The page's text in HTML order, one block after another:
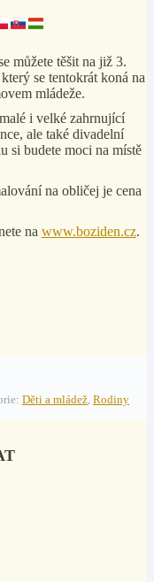
můžete těšit na již 3.
se tentokrát koná na
mládeže.
i velké zahrnující
ale také divadelní
si budete moci na místě
na obličej je cena
na www.boziden.cz.
Děti a mládež, Rodiny